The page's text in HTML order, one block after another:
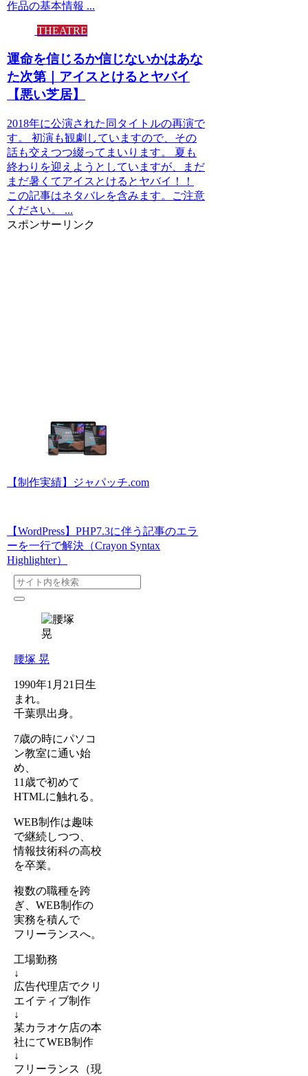
作品の基本情報 ...
THEATRE
運命を信じるか信じないかはあな
た次第｜アイスとけるとヤバイ
【悪い芝居】
2018年に公演された同タイトルの再演で
す。 初演も観劇していますので、その
話も交えつつ綴ってまいります。 夏も
終わりを迎えようとしていますが、まだ
まだ暑くてアイスとけるとヤバイ！！
この記事はネタバレを含みます。ご注意
ください。 ...
スポンサーリンク
【制作実績】ジャパッチ.com
【WordPress】PHP7.3に伴う記事のエラ
ーを一行で解決（Crayon Syntax
Highlighter）
腰塚 晃
1990年1月21日生
まれ。
千葉県出身。
7歳の時にパソコ
ン教室に通い始
め、
11歳で初めて
HTMLに触れる。
WEB制作は趣味
で継続しつつ、
情報技術科の高校
を卒業。
複数の職種を跨
ぎ、WEB制作の
実務を積んで
フリーランスへ。
工場勤務
↓
広告代理店でクリ
エイティブ制作
↓
某カラオケ店の本
社にてWEB制作
↓
フリーランス（現